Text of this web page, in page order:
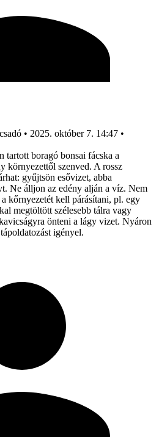
• 2025. október 7. 14:47 •
tartott boragó bonsai fácska a
környezettől szenved. A rossz
gyűjtsön esővizet, abba
Ne álljon az edény alján a víz. Nem
kőrnyezetét kell párásítani, pl. egy
megtöltött szélesebb tálra vagy
önteni a lágy vizet. Nyáron
igényel.